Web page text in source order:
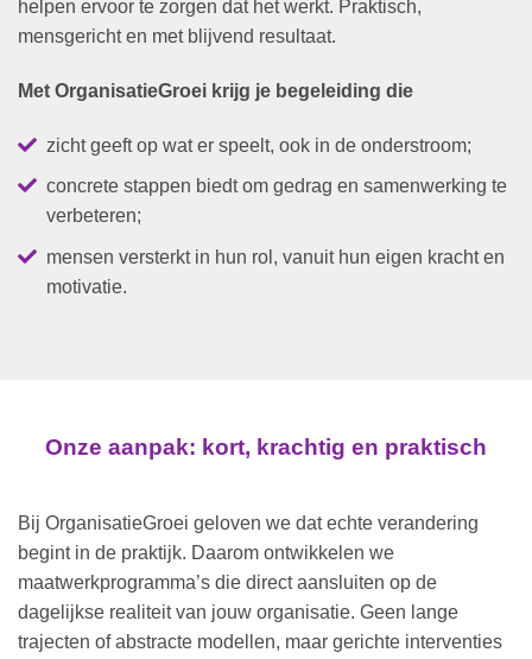
helpen ervoor te zorgen dat het werkt. Praktisch,
mensgericht en met blijvend resultaat.
Met OrganisatieGroei krijg je begeleiding die
zicht geeft op wat er speelt, ook in de onderstroom;
concrete stappen biedt om gedrag en samenwerking te
verbeteren;
mensen versterkt in hun rol, vanuit hun eigen kracht en
motivatie.
Onze aanpak: kort, krachtig en praktisch
Bij OrganisatieGroei geloven we dat echte verandering
begint in de praktijk. Daarom ontwikkelen we
maatwerkprogramma’s die direct aansluiten op de
dagelijkse realiteit van jouw organisatie. Geen lange
trajecten of abstracte modellen, maar gerichte interventies